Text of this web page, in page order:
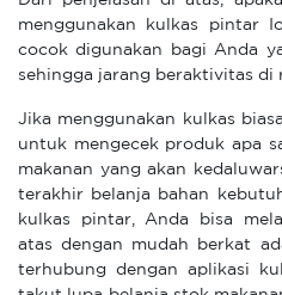
menggunakan kulkas pintar
cocok digunakan bagi Anda
sehingga jarang beraktivitas di
Jika menggunakan kulkas
untuk mengecek produk apa
makanan yang akan
terakhir belanja bahan
kulkas pintar, Anda bisa
atas dengan mudah berkat
terhubung dengan aplikasi